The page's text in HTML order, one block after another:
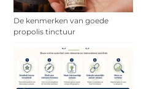
De kenmerken van goede
propolis tinctuur